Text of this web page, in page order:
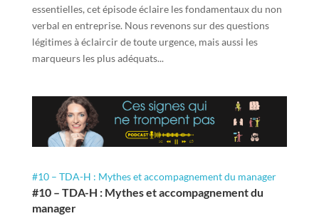
essentielles, cet épisode éclaire les fondamentaux du non
verbal en entreprise. Nous revenons sur des questions
légitimes à éclaircir de toute urgence, mais aussi les
marqueurs les plus adéquats...
#10 – TDA-H : Mythes et accompagnement du manager
#10 – TDA-H : Mythes et accompagnement du
manager